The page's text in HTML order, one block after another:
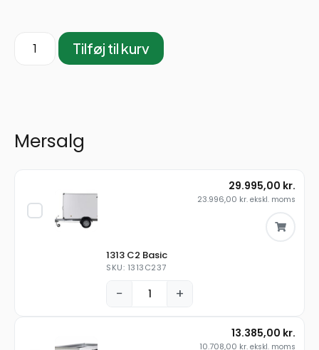
Tilføj til kurv
Mersalg
1313 C2 Basic
SKU: 1313C237
− +
29.995,00 kr.
23.996,00 kr. ekskl. moms
13.385,00 kr.
10.708,00 kr. ekskl. moms